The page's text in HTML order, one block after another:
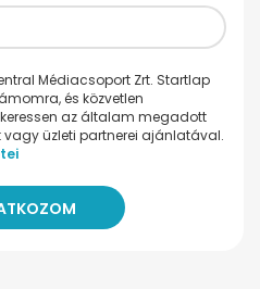
Médiacsoport Zrt. Startlap
és közvetlen
az általam megadott
üzleti partnerei ajánlatával.